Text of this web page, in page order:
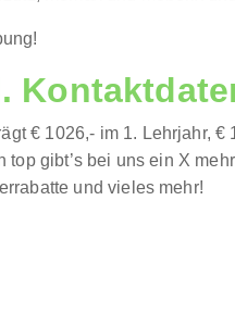
€ 1026,- im 1. Lehrjahr, €
top gibt’s bei uns ein X
und vieles mehr!